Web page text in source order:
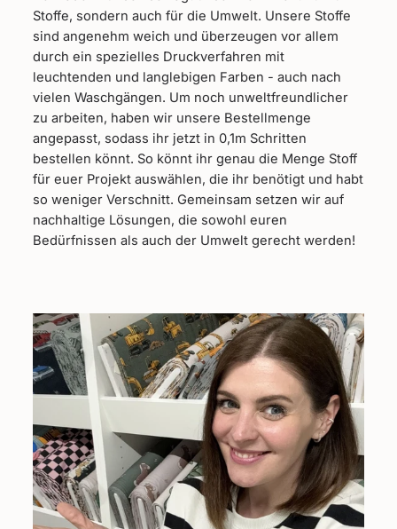
Stoffe, sondern auch für die Umwelt. Unsere Stoffe
sind angenehm weich und überzeugen vor allem
durch ein spezielles Druckverfahren mit
leuchtenden und langlebigen Farben - auch nach
vielen Waschgängen. Um noch unweltfreundlicher
zu arbeiten, haben wir unsere Bestellmenge
angepasst, sodass ihr jetzt in 0,1m Schritten
bestellen könnt. So könnt ihr genau die Menge Stoff
für euer Projekt auswählen, die ihr benötigt und habt
so weniger Verschnitt. Gemeinsam setzen wir auf
nachhaltige Lösungen, die sowohl euren
Bedürfnissen als auch der Umwelt gerecht werden!